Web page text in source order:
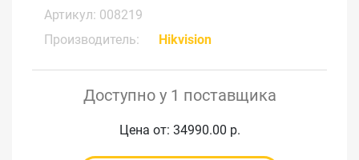
Артикул: 008219
Производитель:
Hikvision
Доступно у 1 поставщика
Цена от: 34990.00 р.